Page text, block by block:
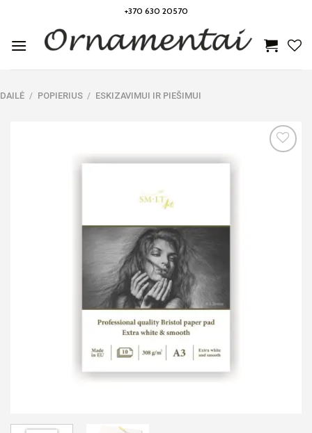
content
+370 630 20570
DAILĖ / POPIERIUS / ESKIZAVIMUI IR PIEŠIMUI